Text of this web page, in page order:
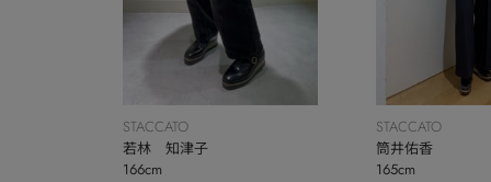
STACCATO
若林 知津子
166cm
STACCATO
筒井佑香
165cm